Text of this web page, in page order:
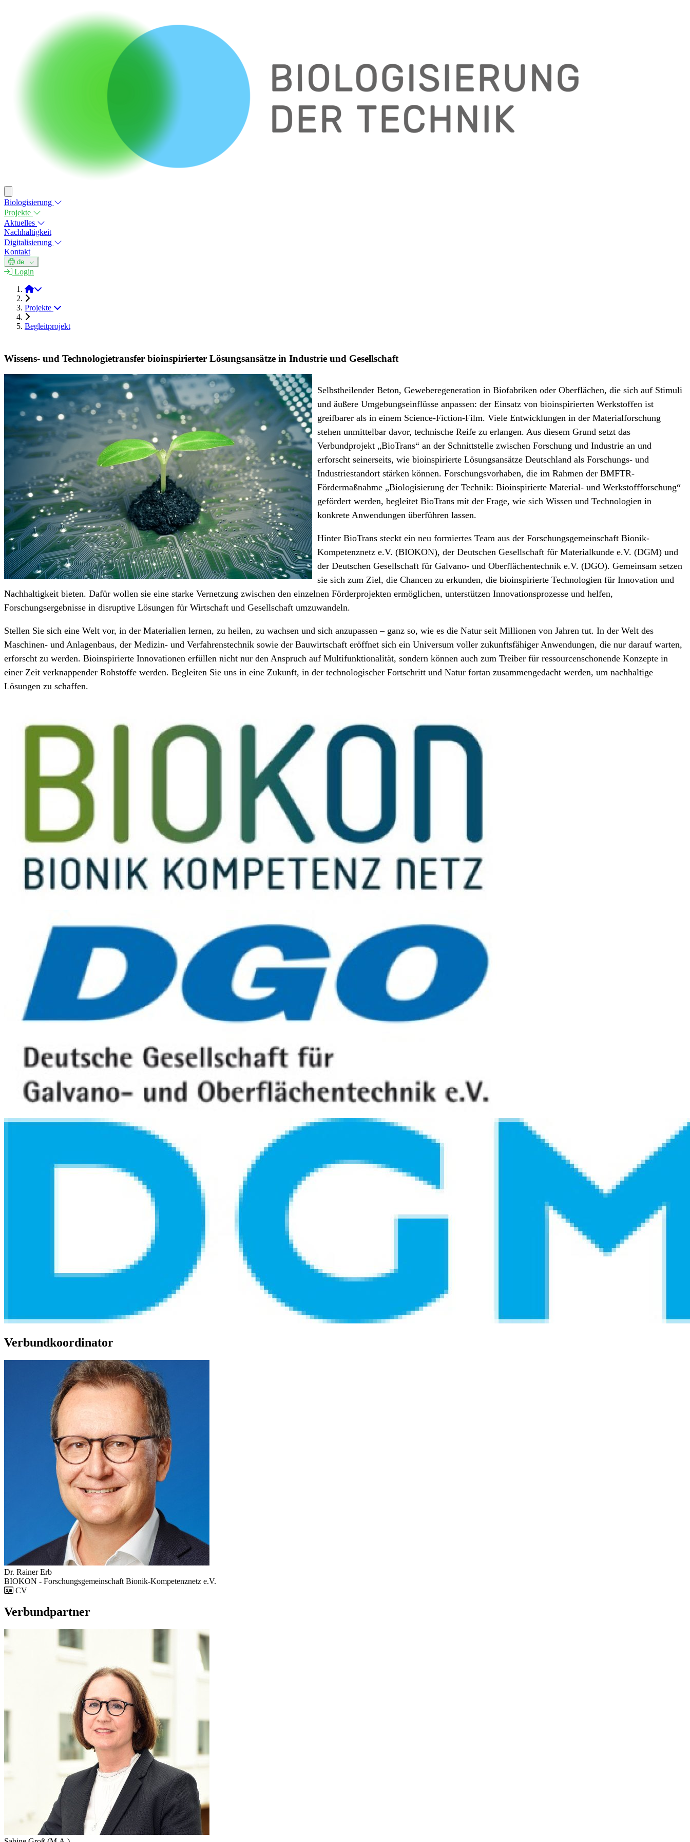
Biologisierung
Projekte
Aktuelles
Nachhaltigkeit
Digitalisierung
Kontakt
de
Login
Biologisierung der Technik
Projekte
Begleitprojekt
Wissens- und Technologietransfer bioinspirierter Lösungsansätze in Industrie und Gesellschaft
Selbstheilender Beton, Geweberegeneration in Biofabriken oder Oberflächen, die sich auf Stimuli
und äußere Umgebungseinflüsse anpassen: der Einsatz von bioinspirierten Werkstoffen ist
greifbarer als in einem Science-Fiction-Film. Viele Entwicklungen in der Materialforschung
stehen unmittelbar davor, technische Reife zu erlangen. Aus diesem Grund setzt das
Verbundprojekt „BioTrans“ an der Schnittstelle zwischen Forschung und Industrie an und
erforscht seinerseits, wie bioinspirierte Lösungsansätze Deutschland als Forschungs- und
Industriestandort stärken können. Forschungsvorhaben, die im Rahmen der BMFTR-
Fördermaßnahme „Biologisierung der Technik: Bioinspirierte Material- und Werkstoffforschung“
gefördert werden, begleitet BioTrans mit der Frage, wie sich Wissen und Technologien in
konkrete Anwendungen überführen lassen.
Hinter BioTrans steckt ein neu formiertes Team aus der Forschungsgemeinschaft Bionik-
Kompetenznetz e.V. (BIOKON), der Deutschen Gesellschaft für Materialkunde e.V. (DGM) und
der Deutschen Gesellschaft für Galvano- und Oberflächentechnik e.V. (DGO). Gemeinsam setzen
sie sich zum Ziel, die Chancen zu erkunden, die bioinspirierte Technologien für Innovation und
Nachhaltigkeit bieten. Dafür wollen sie eine starke Vernetzung zwischen den einzelnen Förderprojekten ermöglichen, unterstützen Innovationsprozesse und helfen,
Forschungsergebnisse in disruptive Lösungen für Wirtschaft und Gesellschaft umzuwandeln.
Stellen Sie sich eine Welt vor, in der Materialien lernen, zu heilen, zu wachsen und sich anzupassen – ganz so, wie es die Natur seit Millionen von Jahren tut. In der Welt des
Maschinen- und Anlagenbaus, der Medizin- und Verfahrenstechnik sowie der Bauwirtschaft eröffnet sich ein Universum voller zukunftsfähiger Anwendungen, die nur darauf warten,
erforscht zu werden. Bioinspirierte Innovationen erfüllen nicht nur den Anspruch auf Multifunktionalität, sondern können auch zum Treiber für ressourcenschonende Konzepte in
einer Zeit verknappender Rohstoffe werden. Begleiten Sie uns in eine Zukunft, in der technologischer Fortschritt und Natur fortan zusammengedacht werden, um nachhaltige
Lösungen zu schaffen.
Verbundkoordinator
Dr. Rainer Erb
BIOKON - Forschungsgemeinschaft Bionik-Kompetenznetz e.V.
CV
Verbundpartner